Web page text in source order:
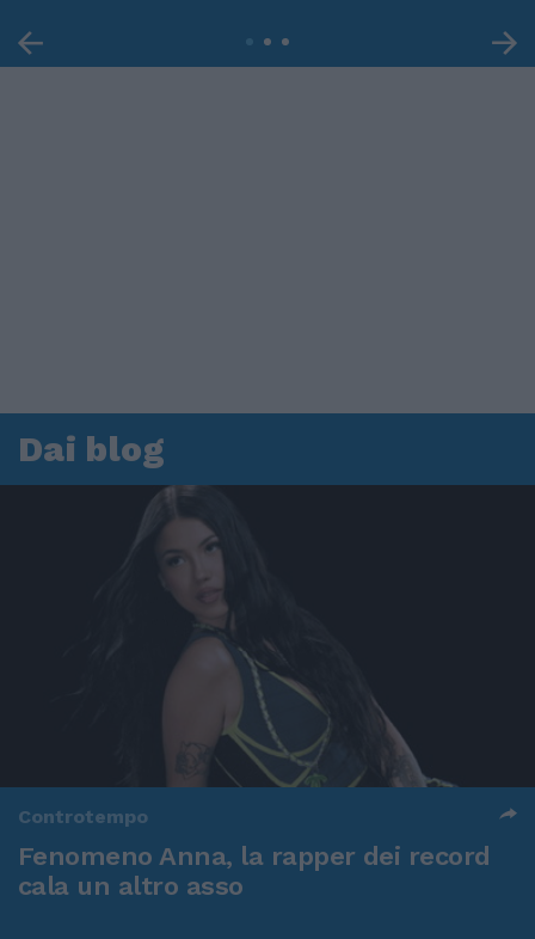
Dai blog
Controtempo
Fenomeno Anna, la rapper dei record
cala un altro asso